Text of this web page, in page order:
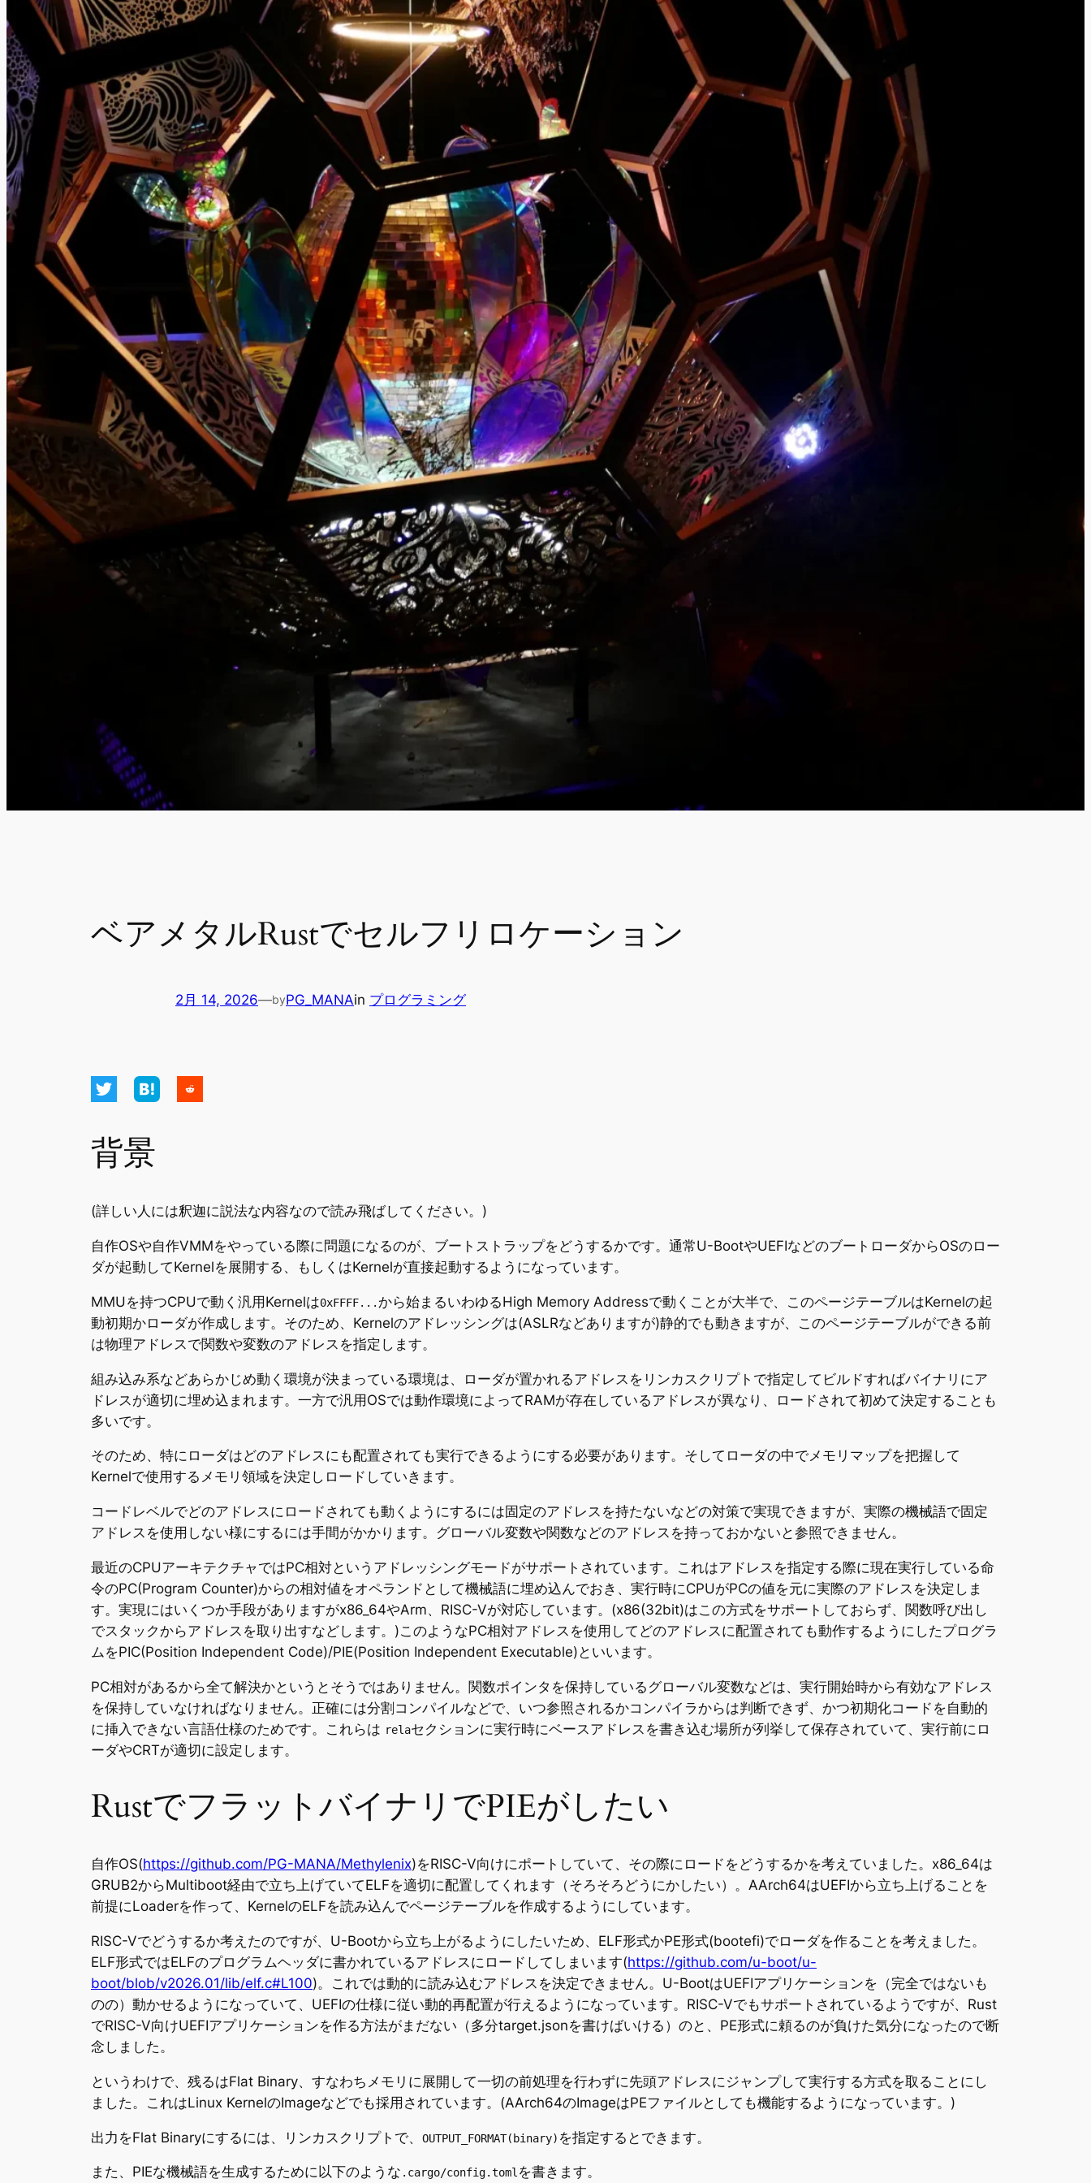
ベアメタルRustでセルフリロケーション
2月 14, 2026—byPG_MANAin プログラミング
背景
(詳しい人には釈迦に説法な内容なので読み飛ばしてください。)
自作OSや自作VMMをやっている際に問題になるのが、ブートストラップをどうするかです。通常U-BootやUEFIなどのブートローダからOSのロー
ダが起動してKernelを展開する、もしくはKernelが直接起動するようになっています。
MMUを持つCPUで動く汎用Kernelは0xFFFF... から始まるいわゆるHigh Memory Addressで動くことが大半で、このページテーブルはKernelの起
動初期かローダが作成します。そのため、Kernelのアドレッシングは(ASLRなどありますが)静的でも動きますが、このページテーブルができる前
は物理アドレスで関数や変数のアドレスを指定します。
組み込み系などあらかじめ動く環境が決まっている環境は、ローダが置かれるアドレスをリンカスクリプトで指定してビルドすればバイナリにア
ドレスが適切に埋め込まれます。一方で汎用OSでは動作環境によってRAMが存在しているアドレスが異なり、ロードされて初めて決定することも
多いです。
そのため、特にローダはどのアドレスにも配置されても実行できるようにする必要があります。そしてローダの中でメモリマップを把握して
Kernelで使用するメモリ領域を決定しロードしていきます。
コードレベルでどのアドレスにロードされても動くようにするには固定のアドレスを持たないなどの対策で実現できますが、実際の機械語で固定
アドレスを使用しない様にするには手間がかかります。グローバル変数や関数などのアドレスを持っておかないと参照できません。
最近のCPUアーキテクチャではPC相対というアドレッシングモードがサポートされています。これはアドレスを指定する際に現在実行している命
令のPC(Program Counter)からの相対値をオペランドとして機械語に埋め込んでおき、実行時にCPUがPCの値を元に実際のアドレスを決定しま
す。実現にはいくつか手段がありますがx86_64やArm、RISC-Vが対応しています。(x86(32bit)はこの方式をサポートしておらず、関数呼び出し
でスタックからアドレスを取り出すなどします。)このようなPC相対アドレスを使用してどのアドレスに配置されても動作するようにしたプログラ
ムをPIC(Position Independent Code)/PIE(Position Independent Executable)といいます。
PC相対があるから全て解決かというとそうではありません。関数ポインタを保持しているグローバル変数などは、実行開始時から有効なアドレス
を保持していなければなりません。正確には分割コンパイルなどで、いつ参照されるかコンパイラからは判断できず、かつ初期化コードを自動的
に挿入できない言語仕様のためです。これらは relaセクションに実行時にベースアドレスを書き込む場所が列挙して保存されていて、実行前にロ
ーダやCRTが適切に設定します。
RustでフラットバイナリでPIEがしたい
自作OS(https://github.com/PG-MANA/Methylenix)をRISC-V向けにポートしていて、その際にロードをどうするかを考えていました。x86_64は
GRUB2からMultiboot経由で立ち上げていてELFを適切に配置してくれます（そろそろどうにかしたい）。AArch64はUEFIから立ち上げることを
前提にLoaderを作って、KernelのELFを読み込んでページテーブルを作成するようにしています。
RISC-Vでどうするか考えたのですが、U-Bootから立ち上がるようにしたいため、ELF形式かPE形式(bootefi)でローダを作ることを考えました。
ELF形式ではELFのプログラムヘッダに書かれているアドレスにロードしてしまいます(https://github.com/u-boot/u-
boot/blob/v2026.01/lib/elf.c#L100)。これでは動的に読み込むアドレスを決定できません。U-BootはUEFIアプリケーションを（完全ではないも
のの）動かせるようになっていて、UEFIの仕様に従い動的再配置が行えるようになっています。RISC-Vでもサポートされているようですが、Rust
でRISC-V向けUEFIアプリケーションを作る方法がまだない（多分target.jsonを書けばいける）のと、PE形式に頼るのが負けた気分になったので断
念しました。
というわけで、残るはFlat Binary、すなわちメモリに展開して一切の前処理を行わずに先頭アドレスにジャンプして実行する方式を取ることにし
ました。これはLinux KernelのImageなどでも採用されています。(AArch64のImageはPEファイルとしても機能するようになっています。)
出力をFlat Binaryにするには、リンカスクリプトで、 OUTPUT_FORMAT(binary) を指定するとできます。
また、PIEな機械語を生成するために以下のような .cargo/config.tomlを書きます。